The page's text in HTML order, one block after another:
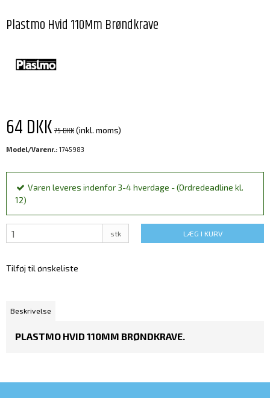
Plastmo Hvid 110Mm Brøndkrave
64 DKK75 DKK(inkl. moms)
Model/Varenr.: 1745983
Varen leveres indenfor 3-4 hverdage - (Ordredeadline kl.
12)
stk LÆG I KURV
Tilføj til ønskeliste
Beskrivelse
PLASTMO HVID 110MM BRØNDKRAVE.